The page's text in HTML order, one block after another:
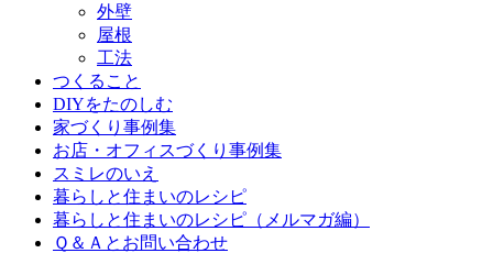
外壁
屋根
工法
つくること
DIYをたのしむ
家づくり事例集
お店・オフィスづくり事例集
スミレのいえ
暮らしと住まいのレシピ
暮らしと住まいのレシピ（メルマガ編）
Ｑ＆Ａとお問い合わせ